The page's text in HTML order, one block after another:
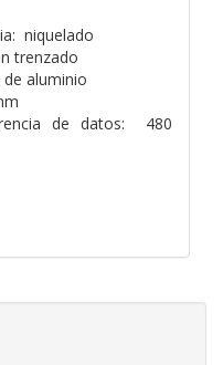
niquelado
trenzado
de aluminio
de datos: 480